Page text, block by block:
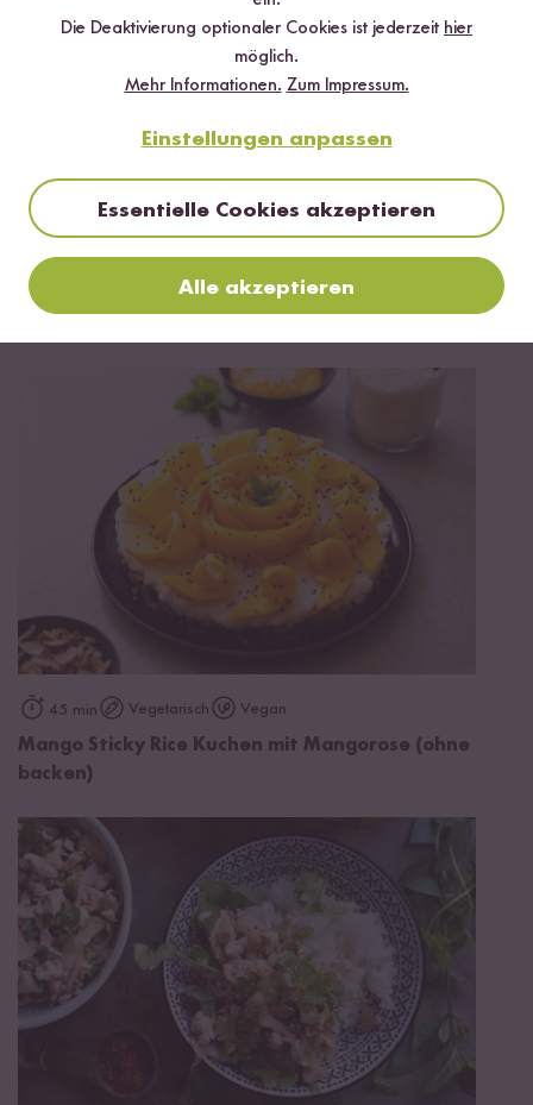
45 min Vegetarisch Vegan
Mango Sticky Rice Kuchen mit Mangorose (ohne
backen)
Die Deaktivierung optionaler Cookies ist jederzeit hier
möglich.
Mehr Informationen. Zum Impressum.
Einstellungen anpassen
Essentielle Cookies akzeptieren
Alle akzeptieren